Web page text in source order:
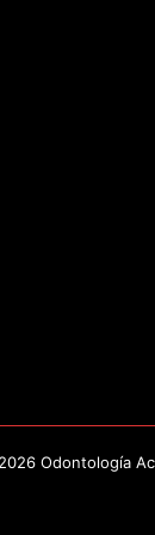
Odontología